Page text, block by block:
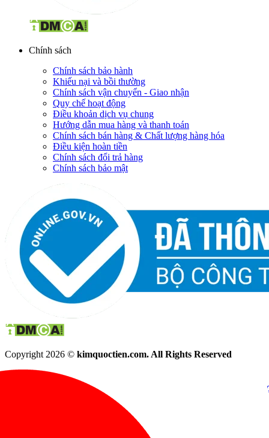
Chính sách
Chính sách bảo hành
Khiếu nại và bồi thường
Chính sách vận chuyển - Giao nhận
Quy chế hoạt động
Điều khoản dịch vụ chung
Hướng dẫn mua hàng và thanh toán
Chính sách bán hàng & Chất lượng hàng hóa
Điều kiện hoàn tiền
Chính sách đổi trả hàng
Chính sách bảo mật
Copyright 2026 © kimquoctien.com. All Rights Reserved
(8h00 - 21h30)
(8h00 -